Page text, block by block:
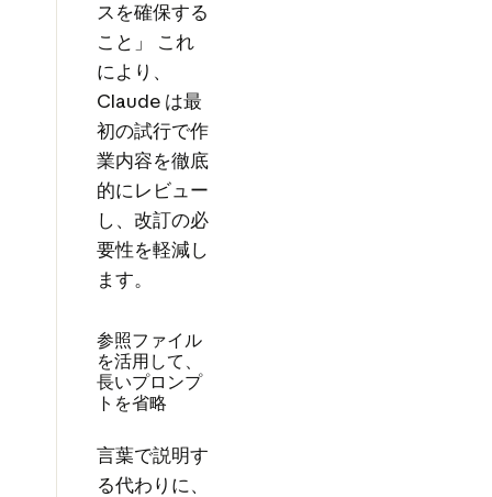
スを確保する
こと」 これ
により、
Claude は最
初の試行で作
業内容を徹底
的にレビュー
し、改訂の必
要性を軽減し
ます。
参照ファイル
を活用して、
長いプロンプ
トを省略
言葉で説明す
る代わりに、